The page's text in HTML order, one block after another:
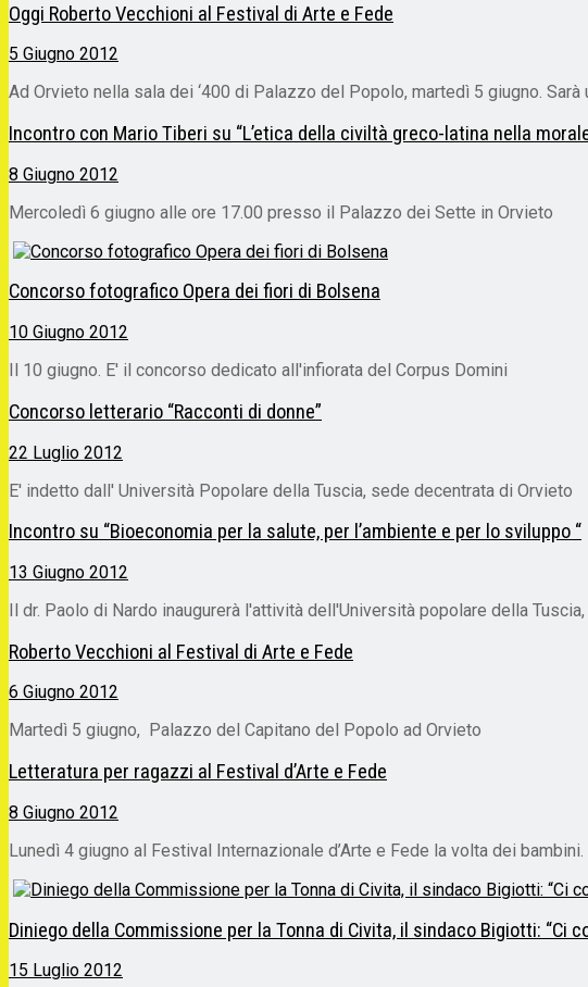
Oggi Roberto Vecchioni al Festival di Arte e Fede
5 Giugno 2012
Ad Orvieto nella sala dei ‘400 di Palazzo del Popolo, martedì 5 giugno. Sarà
Incontro con Mario Tiberi su “L’etica della civiltà greco-latina nella
8 Giugno 2012
Mercoledì 6 giugno alle ore 17.00 presso il Palazzo dei Sette in Orvieto
Concorso fotografico Opera dei fiori di Bolsena
10 Giugno 2012
Il 10 giugno. E' il concorso dedicato all'infiorata del Corpus Domini
Concorso letterario “Racconti di donne”
22 Luglio 2012
E' indetto dall' Università Popolare della Tuscia, sede decentrata di Orvieto
Incontro su “Bioeconomia per la salute, per l’ambiente e per lo sviluppo “
13 Giugno 2012
Il dr. Paolo di Nardo inaugurerà l'attività dell'Università popolare della
Roberto Vecchioni al Festival di Arte e Fede
6 Giugno 2012
Martedì 5 giugno, Palazzo del Capitano del Popolo ad Orvieto
Letteratura per ragazzi al Festival d’Arte e Fede
8 Giugno 2012
Lunedì 4 giugno al Festival Internazionale d’Arte e Fede la volta dei
Diniego della Commissione per la Tonna di Civita, il sindaco Bigiotti: “Ci
15 Luglio 2012